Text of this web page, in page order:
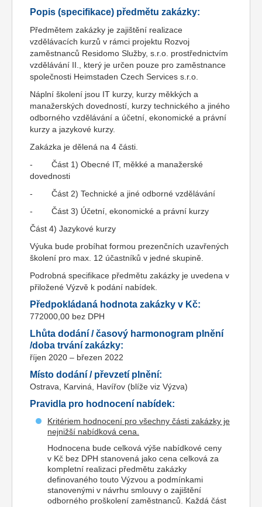
Popis (specifikace) předmětu zakázky:
Předmětem zakázky je zajištění realizace
vzdělávacích kurzů v rámci projektu Rozvoj
zaměstnanců Residomo Služby, s.r.o. prostřednictvím
vzdělávání II., který je určen pouze pro zaměstnance
společnosti Heimstaden Czech Services s.r.o.
Náplní školení jsou IT kurzy, kurzy měkkých a
manažerských dovedností, kurzy technického a jiného
odborného vzdělávání a účetní, ekonomické a právní
kurzy a jazykové kurzy.
Zakázka je dělená na 4 části.
- Část 1) Obecné IT, měkké a manažerské
dovednosti
- Část 2) Technické a jiné odborné vzdělávání
- Část 3) Účetní, ekonomické a právní kurzy
Část 4) Jazykové kurzy
Výuka bude probíhat formou prezenčních uzavřených
školení pro max. 12 účastníků v jedné skupině.
Podrobná specifikace předmětu zakázky je uvedena v
přiložené Výzvě k podání nabídek.
Předpokládaná hodnota zakázky v Kč:
772000,00 bez DPH
Lhůta dodání / časový harmonogram plnění
/doba trvání zakázky:
říjen 2020 – březen 2022
Místo dodání / převzetí plnění:
Ostrava, Karviná, Havířov (blíže viz Výzva)
Pravidla pro hodnocení nabídek:
Kritériem hodnocení pro všechny části zakázky je
nejnižší nabídková cena.
Hodnocena bude celková výše nabídkové ceny
v Kč bez DPH stanovená jako cena celková za
kompletní realizaci předmětu zakázky
definovaného touto Výzvou a podmínkami
stanovenými v návrhu smlouvy o zajištění
odborného proškolení zaměstnanců. Každá část